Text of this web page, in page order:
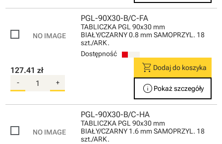
PGL-90X30-B/C-FA
TABLICZKA PGL 90x30 mm
BIAŁY/CZARNY 0.8 mm SAMOPRZYL. 18
szt./ARK.
Dostępność
127.41 zł
- +
shopping_cart Dodaj do koszyka
info Pokaż szczegóły
PGL-90X30-B/C-HA
TABLICZKA PGL 90x30 mm
BIAŁY/CZARNY 1.6 mm SAMOPRZYL. 18
szt./ARK.